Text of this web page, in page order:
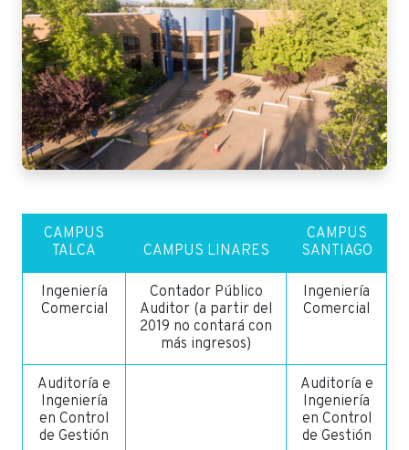
CAMPUS
TALCA
CAMPUS LINARES
CAMPUS
SANTIAGO
Ingeniería
Comercial
Contador Público
Auditor (a partir del
2019 no contará con
más ingresos)
Ingeniería
Comercial
Auditoría e
Ingeniería
en Control
de Gestión
Auditoría e
Ingeniería
en Control
de Gestión